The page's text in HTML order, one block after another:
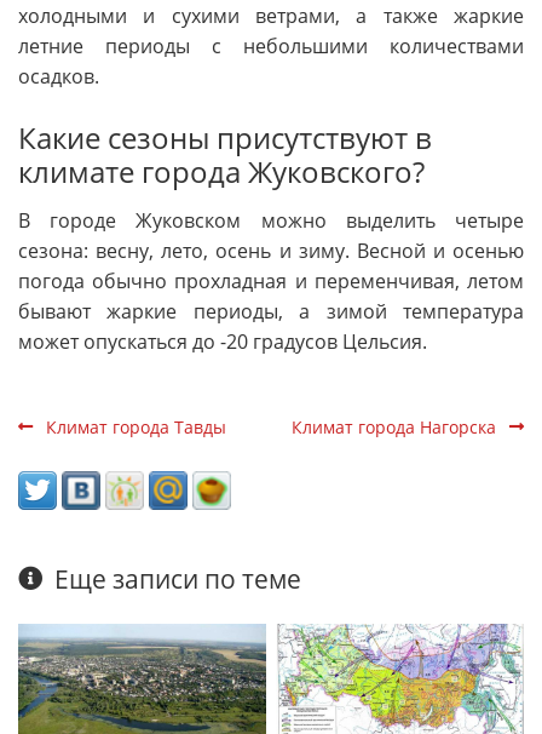
холодными и сухими ветрами, а также жаркие
летние периоды с небольшими количествами
осадков.
Какие сезоны присутствуют в
климате города Жуковского?
В городе Жуковском можно выделить четыре
сезона: весну, лето, осень и зиму. Весной и осенью
погода обычно прохладная и переменчивая, летом
бывают жаркие периоды, а зимой температура
может опускаться до -20 градусов Цельсия.
Климат города Тавды Климат города Нагорска
Еще записи по теме